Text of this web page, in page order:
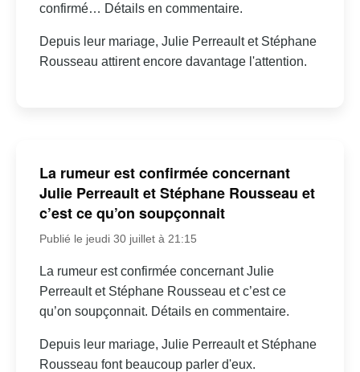
confirmé… Détails en commentaire.
Depuis leur mariage, Julie Perreault et Stéphane
Rousseau attirent encore davantage l'attention.
La rumeur est confirmée concernant
Julie Perreault et Stéphane Rousseau et
c’est ce qu’on soupçonnait
Publié le jeudi 30 juillet à 21:15
La rumeur est confirmée concernant Julie
Perreault et Stéphane Rousseau et c’est ce
qu’on soupçonnait. Détails en commentaire.
Depuis leur mariage, Julie Perreault et Stéphane
Rousseau font beaucoup parler d'eux.